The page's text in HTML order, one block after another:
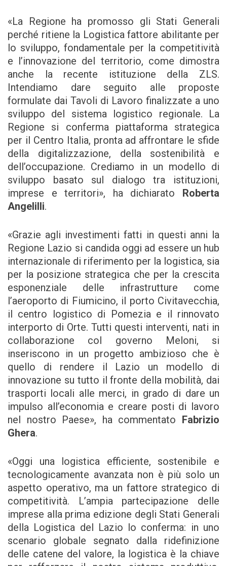
«La Regione ha promosso gli Stati Generali
perché ritiene la Logistica fattore abilitante per
lo sviluppo, fondamentale per la competitività
e l’innovazione del territorio, come dimostra
anche la recente istituzione della ZLS.
Intendiamo dare seguito alle proposte
formulate dai Tavoli di Lavoro finalizzate a uno
sviluppo del sistema logistico regionale. La
Regione si conferma piattaforma strategica
per il Centro Italia, pronta ad affrontare le sfide
della digitalizzazione, della sostenibilità e
dell’occupazione. Crediamo in un modello di
sviluppo basato sul dialogo tra istituzioni,
imprese e territori», ha dichiarato Roberta
Angelilli.
«Grazie agli investimenti fatti in questi anni la
Regione Lazio si candida oggi ad essere un hub
internazionale di riferimento per la logistica, sia
per la posizione strategica che per la crescita
esponenziale delle infrastrutture come
l’aeroporto di Fiumicino, il porto Civitavecchia,
il centro logistico di Pomezia e il rinnovato
interporto di Orte. Tutti questi interventi, nati in
collaborazione col governo Meloni, si
inseriscono in un progetto ambizioso che è
quello di rendere il Lazio un modello di
innovazione su tutto il fronte della mobilità, dai
trasporti locali alle merci, in grado di dare un
impulso all’economia e creare posti di lavoro
nel nostro Paese», ha commentato Fabrizio
Ghera.
«Oggi una logistica efficiente, sostenibile e
tecnologicamente avanzata non è più solo un
aspetto operativo, ma un fattore strategico di
competitività. L’ampia partecipazione delle
imprese alla prima edizione degli Stati Generali
della Logistica del Lazio lo conferma: in uno
scenario globale segnato dalla ridefinizione
delle catene del valore, la logistica è la chiave